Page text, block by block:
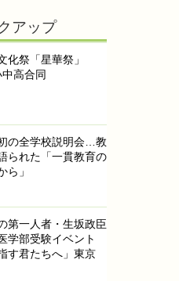
アップ
化祭「星華祭」
高合同
の全学校説明会…教
られた「一貫教育の
ら」
第一人者・生坂政臣
学部受験イベント
す君たちへ」東京